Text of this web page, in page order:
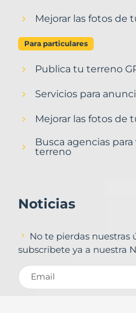
Mejorar las fotos de
Para particulares
Publica tu terreno
Servicios para
Mejorar las fotos de
Busca agencias
terreno
Noticias
No te pierdas nuestras
subscribete ya a nuestra